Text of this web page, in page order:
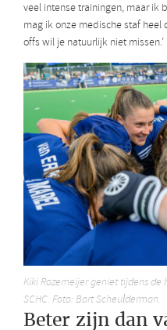
veel intense trainingen, maar ik
mag ik onze medische staf
offs wil je natuurlijk niet missen.’
Kiki Rozemeijer geniet tijdens
SCHC. Foto: Bart Scheulderman.
Beter zijn dan